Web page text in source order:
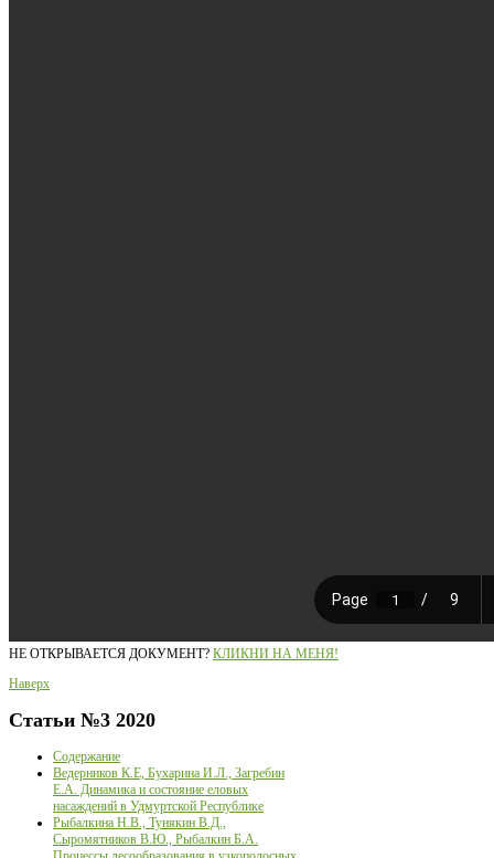
НЕ ОТКРЫВАЕТСЯ ДОКУМЕНТ? КЛИКНИ НА МЕНЯ!
Наверх
Статьи №3 2020
Содержание
Ведерников К.Е, Бухарина И.Л., Загребин
Е.А. Динамика и состояние еловых
насаждений в Удмуртской Республике
Рыбалкина Н.В., Тунякин В.Д.,
Сыромятников В.Ю., Рыбалкин Б.А.